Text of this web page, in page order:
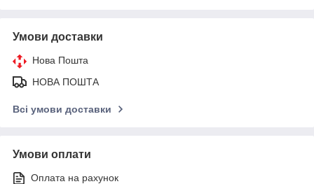
Умови доставки
Нова Пошта
НОВА ПОШТА
Всі умови доставки
Умови оплати
Оплата на рахунок